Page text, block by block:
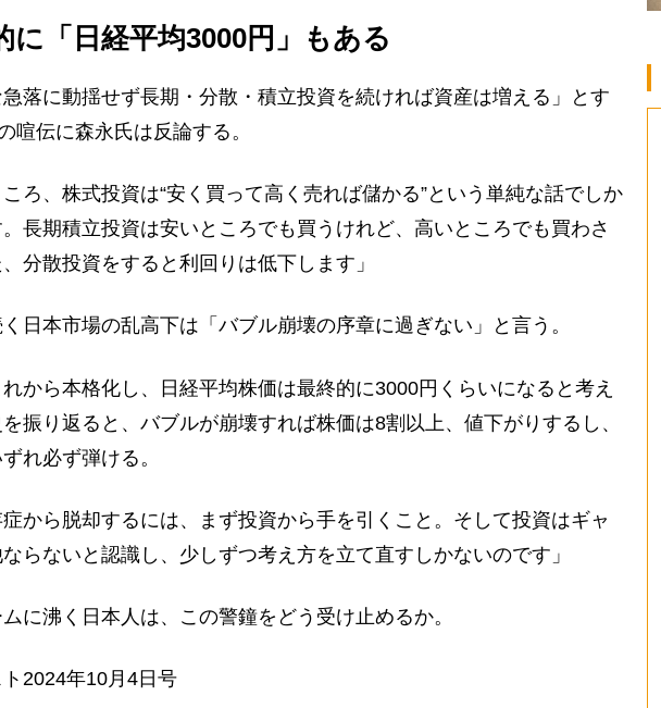
に「日経平均3000円」もある
急落に動揺せず長期・分散・積立投資を続ければ資産は増える」とす
喧伝に森永氏は反論する。
ころ、株式投資は“安く買って高く売れば儲かる”という単純な話でしか
長期積立投資は安いところでも買うけれど、高いところでも買わさ
分散投資をすると利回りは低下します」
日本市場の乱高下は「バブル崩壊の序章に過ぎない」と言う。
れから本格化し、日経平均株価は最終的に3000円くらいになると考え
振り返ると、バブルが崩壊すれば株価は8割以上、値下がりするし、
れ必ず弾ける。
から脱却するには、まず投資から手を引くこと。そして投資はギャ
らないと認識し、少しずつ考え方を立て直すしかないのです」
に沸く日本人は、この警鐘をどう受け止めるか。
2024年10月4日号